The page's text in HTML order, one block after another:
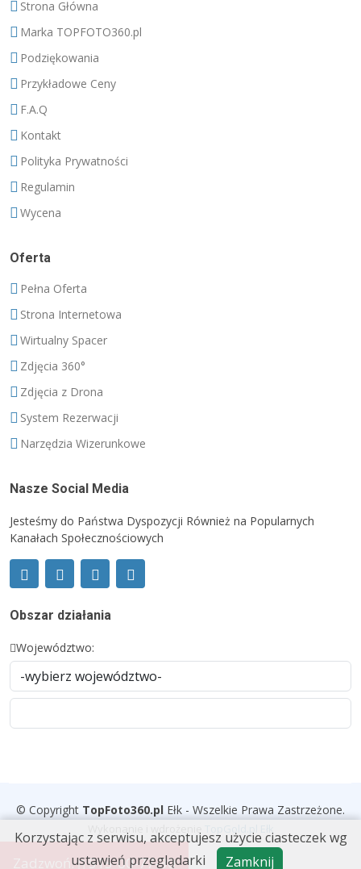
Strona Główna
Marka TOPFOTO360.pl
Podziękowania
Przykładowe Ceny
F.A.Q
Kontakt
Polityka Prywatności
Regulamin
Wycena
Oferta
Pełna Oferta
Strona Internetowa
Wirtualny Spacer
Zdjęcia 360°
Zdjęcia z Drona
System Rezerwacji
Narzędzia Wizerunkowe
Nasze Social Media
Jesteśmy do Państwa Dyspozycji Również na Popularnych
Kanałach Społecznościowych
Obszar działania
Województwo:
© Copyright TopFoto360.pl Ełk - Wszelkie Prawa Zastrzeżone.
Korzystając z serwisu, akceptujesz użycie ciasteczek wg
ustawień przeglądarki
Zamknij
Zadzwoń: 515-00-77-30